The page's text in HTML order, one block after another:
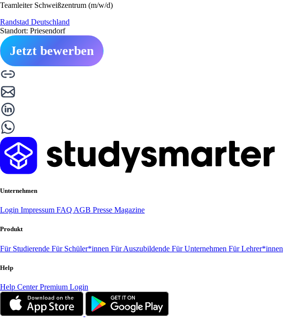
Teamleiter Schweißzentrum (m/w/d)
Randstad Deutschland
Standort: Priesendorf
Jetzt bewerben
Unternehmen
Login Impressum FAQ AGB Presse Magazine
Produkt
Für Studierende Für Schüler*innen Für Auszubildende Für Unternehmen Für Lehrer*innen
Help
Help CenterPremium Login